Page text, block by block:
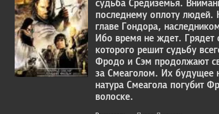
судьба Средиземья.
последнему оплоту людей.
главе Гондора,
Ибо время не ждет. Грядет
которого решит судьбу
Фродо и Сэм продолжают
за Смеаголом. Их будущее
натура Смеагола погубит
волоске.